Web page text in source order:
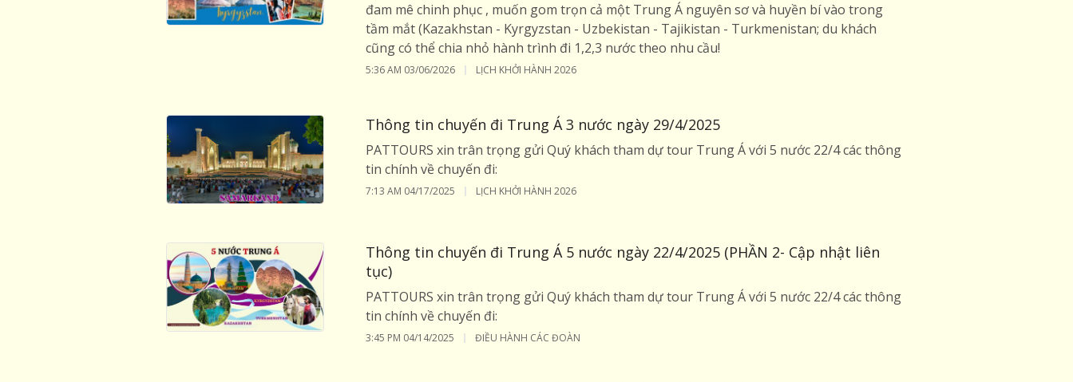
đam mê chinh phục , muốn gom trọn cả một Trung Á nguyên sơ và huyền bí vào trong
tầm mắt (Kazakhstan - Kyrgyzstan - Uzbekistan - Tajikistan - Turkmenistan; du khách
cũng có thể chia nhỏ hành trình đi 1,2,3 nước theo nhu cầu!
5:36 AM 03/06/2026 LỊCH KHỞI HÀNH 2026
Thông tin chuyến đi Trung Á 3 nước ngày 29/4/2025
PATTOURS xin trân trọng gửi Quý khách tham dự tour Trung Á với 5 nước 22/4 các thông
tin chính về chuyến đi:
7:13 AM 04/17/2025 LỊCH KHỞI HÀNH 2026
Thông tin chuyến đi Trung Á 5 nước ngày 22/4/2025 (PHẦN 2- Cập nhật liên
tục)
PATTOURS xin trân trọng gửi Quý khách tham dự tour Trung Á với 5 nước 22/4 các thông
tin chính về chuyến đi:
3:45 PM 04/14/2025 ĐIỀU HÀNH CÁC ĐOÀN